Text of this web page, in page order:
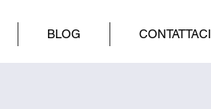
BLOG CONTATTACI